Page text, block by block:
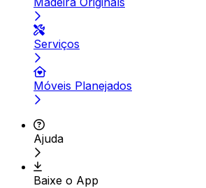
Serviços
Móveis Planejados
Ajuda
Baixe o App